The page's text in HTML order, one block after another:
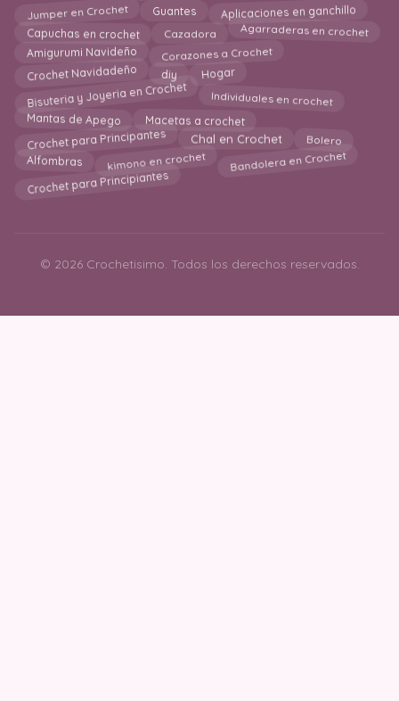
Jumper en Crochet Guantes Aplicaciones en ganchillo
Capuchas en crochet Cazadora Agarraderas en crochet
Amigurumi Navideño Corazones a Crochet
Crochet Navidadeño diy Hogar
Bisuteria y Joyeria en Crochet Individuales en crochet
Mantas de Apego Macetas a crochet
Crochet para Principantes Chal en Crochet Bolero
Alfombras kimono en crochet Bandolera en Crochet
Crochet para Principiantes
© 2026 Crochetisimo. Todos los derechos reservados.